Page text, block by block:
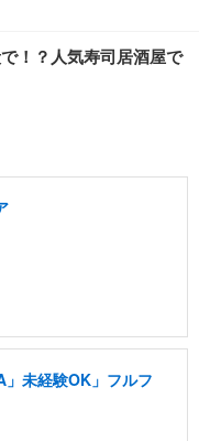
！？人気寿司居酒屋で
未経験OK」フルフ